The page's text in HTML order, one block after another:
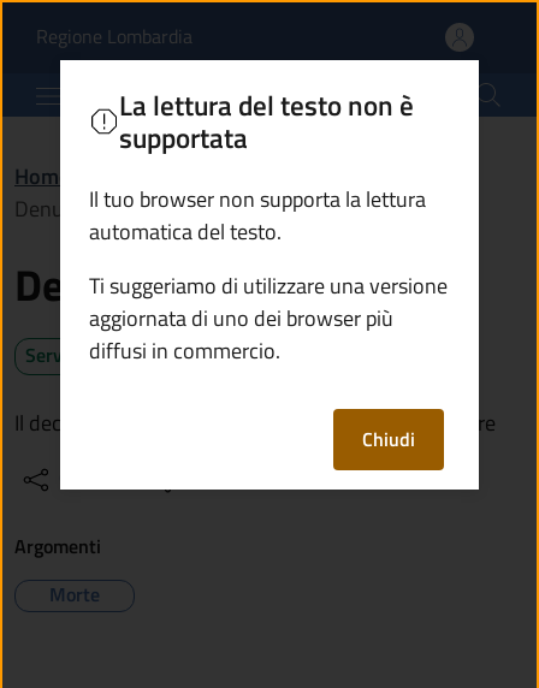
Denunciare una morte |
Regione Lombardia(apre in un'altra scheda).
Comune di Ono San Pietro
Home
Denunciare una morte
Denunciare una morte
Servizio attivo
Il decesso di una persona va denunciato entro 24 ore
La lettura del testo non è
supportata
Il tuo browser non supporta la lettura
automatica del testo.
Ti suggeriamo di utilizzare una versione
aggiornata di uno dei browser più
diffusi in commercio.
Chiudi
Argomenti
Morte